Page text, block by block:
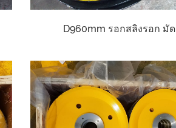
D960mm รอกสลิงรอก มัด